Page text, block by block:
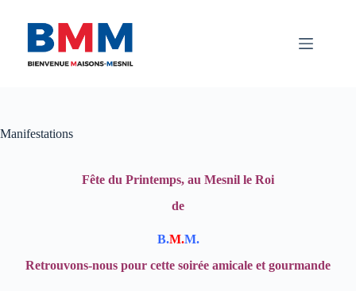
contenu
Manifestations
Fête du Printemps, au Mesnil le Roi
de
B.M.M.
Retrouvons-nous pour cette soirée amicale et gourmande